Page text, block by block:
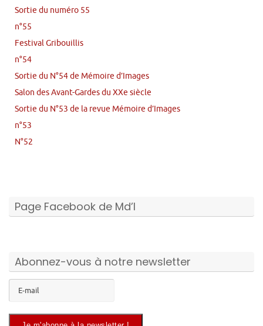
Sortie du numéro 55
n°55
Festival Gribouillis
n°54
Sortie du N°54 de Mémoire d’Images
Salon des Avant-Gardes du XXe siècle
Sortie du N°53 de la revue Mémoire d’Images
n°53
N°52
Page Facebook de Md’I
Abonnez-vous à notre newsletter